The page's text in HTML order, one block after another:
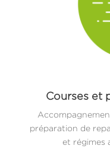
Courses et
préparation de
et régimes